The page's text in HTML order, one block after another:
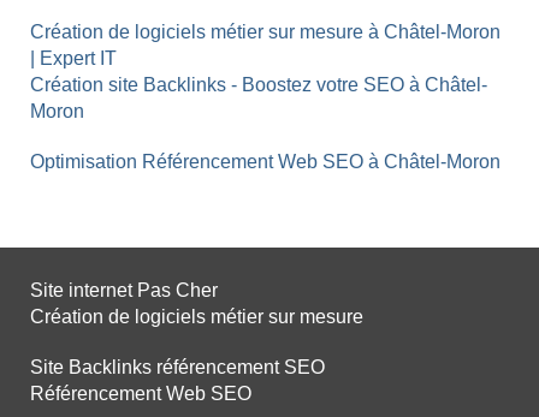
Création de logiciels métier sur mesure à Châtel-Moron
| Expert IT
Création site Backlinks - Boostez votre SEO à Châtel-
Moron
Optimisation Référencement Web SEO à Châtel-Moron
Site internet Pas Cher
Création de logiciels métier sur mesure
Site Backlinks référencement SEO
Référencement Web SEO